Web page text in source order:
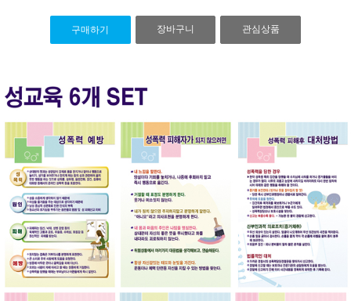
구매하기 장바구니 관심상품